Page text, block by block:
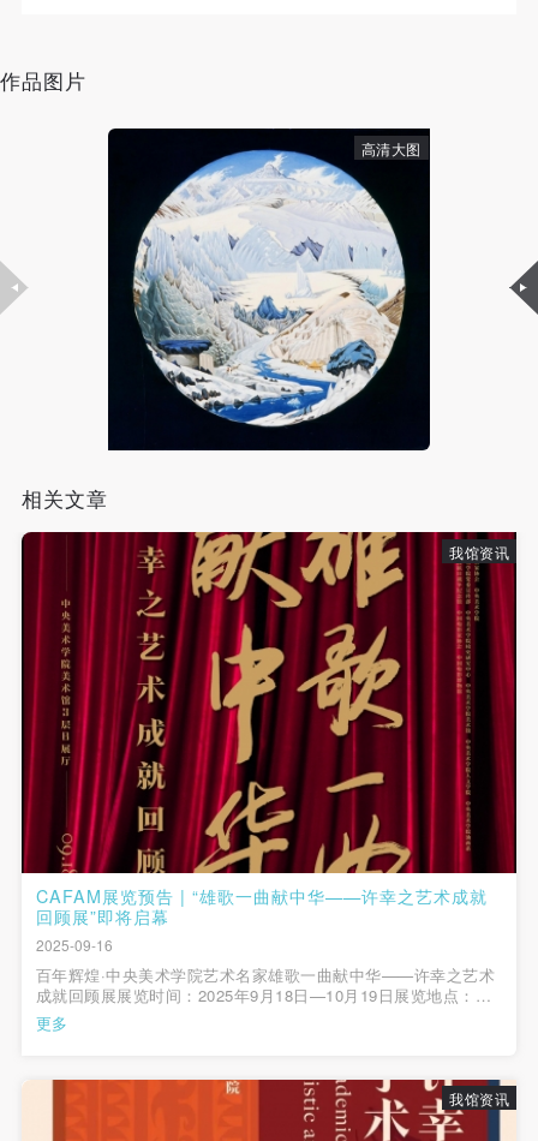
作品图片
高清大图
相关文章
我馆资讯
CAFAM展览预告 | “雄歌一曲献中华——许幸之艺术成就
回顾展”即将启幕
2025-09-16
百年辉煌·中央美术学院艺术名家雄歌一曲献中华——许幸之艺术
成就回顾展展览时间：2025年9月18日—10月19日展览地点：中
央美术学院美术馆3层B展厅开幕时间：2025年9月18日14:30开幕
地点：中央美术学院美术馆报告厅主办单位：中国美术家协会
更多
我馆资讯
故，活动中任何非事故当事人及美术馆将不承担人身
成员应当积极主动的组织实施救援工作，但对事故本
身不承担任何法律责任和经济责任。参加本次活动者
的人身安全不负有民事及相关连带责任。
参加活动者在此次活动期间应主动遵守美术馆活动秩
序、维护美术馆场地及展示、展览、馆藏艺术作品及
衍生品的安全。活动中一旦因个人原因造成美术馆场
地、空间、艺术品、衍生品等受到不同程度的损失、
破坏。活动中任何非事故当事人及美术馆将不承担相
应的责任与损失，应由参与活动者根据相应的法律条
文、组织规定进行协商和赔偿。并追究相应的法律责
参与活动者在参与活动时应当在美术馆工作人员及活
动导师、教师指导下进行，并正确的使用活动中所涉
及到的绘画工具、创作材料及配套设备、设施，若参
与者因个人原因在使用相应绘画工具、创作材料及配
套设备、设施造成个人受伤、伤害他人及造成相应工
具、材料、设备或设施的故障或损坏。参与活动者应
当承当相应的全部责任，并主动赔偿相应的经济损
失。活动中任何非事故当事人及美术馆将不承担人身
事故的任何责任。
中央美术学院美术馆肖像权许可使用协议
根据《中华人民共和国广告法》、《中华人民共和国
民法通则》以及 最高人民法院关于贯彻执行 《中华
人民共和国民法通则》若干问题的意见（试行）>的
有关规定，为明确肖像许可方（甲方）和使用方（乙
带有甲方肖像的作品的使用达成如下一致协议：
一、 一般约定
故，活动中任何非事故当事人及美术馆将不承担人身
成员应当积极主动的组织实施救援工作，但对事故本
身不承担任何法律责任和经济责任。参加本次活动者
的人身安全不负有民事及相关连带责任。
参加活动者在此次活动期间应主动遵守美术馆活动秩
序、维护美术馆场地及展示、展览、馆藏艺术作品及
衍生品的安全。活动中一旦因个人原因造成美术馆场
地、空间、艺术品、衍生品等受到不同程度的损失、
破坏。活动中任何非事故当事人及美术馆将不承担相
应的责任与损失，应由参与活动者根据相应的法律条
文、组织规定进行协商和赔偿。并追究相应的法律责
参与活动者在参与活动时应当在美术馆工作人员及活
动导师、教师指导下进行，并正确的使用活动中所涉
及到的绘画工具、创作材料及配套设备、设施，若参
与者因个人原因在使用相应绘画工具、创作材料及配
套设备、设施造成个人受伤、伤害他人及造成相应工
具、材料、设备或设施的故障或损坏。参与活动者应
当承当相应的全部责任，并主动赔偿相应的经济损
失。活动中任何非事故当事人及美术馆将不承担人身
事故的任何责任。
中央美术学院美术馆肖像权许可使用协议
根据《中华人民共和国广告法》、《中华人民共和国
民法通则》以及 最高人民法院关于贯彻执行 《中华
人民共和国民法通则》若干问题的意见（试行）>的
有关规定，为明确肖像许可方（甲方）和使用方（乙
带有甲方肖像的作品的使用达成如下一致协议：
一、 一般约定
故，活动中任何非事故当事人及美术馆将不承担人身
成员应当积极主动的组织实施救援工作，但对事故本
身不承担任何法律责任和经济责任。参加本次活动者
的人身安全不负有民事及相关连带责任。
参加活动者在此次活动期间应主动遵守美术馆活动秩
序、维护美术馆场地及展示、展览、馆藏艺术作品及
衍生品的安全。活动中一旦因个人原因造成美术馆场
地、空间、艺术品、衍生品等受到不同程度的损失、
破坏。活动中任何非事故当事人及美术馆将不承担相
应的责任与损失，应由参与活动者根据相应的法律条
文、组织规定进行协商和赔偿。并追究相应的法律责
参与活动者在参与活动时应当在美术馆工作人员及活
动导师、教师指导下进行，并正确的使用活动中所涉
及到的绘画工具、创作材料及配套设备、设施，若参
与者因个人原因在使用相应绘画工具、创作材料及配
套设备、设施造成个人受伤、伤害他人及造成相应工
具、材料、设备或设施的故障或损坏。参与活动者应
当承当相应的全部责任，并主动赔偿相应的经济损
失。活动中任何非事故当事人及美术馆将不承担人身
事故的任何责任。
中央美术学院美术馆肖像权许可使用协议
根据《中华人民共和国广告法》、《中华人民共和国
民法通则》以及 最高人民法院关于贯彻执行 《中华
人民共和国民法通则》若干问题的意见（试行）>的
有关规定，为明确肖像许可方（甲方）和使用方（乙
带有甲方肖像的作品的使用达成如下一致协议：
一、 一般约定